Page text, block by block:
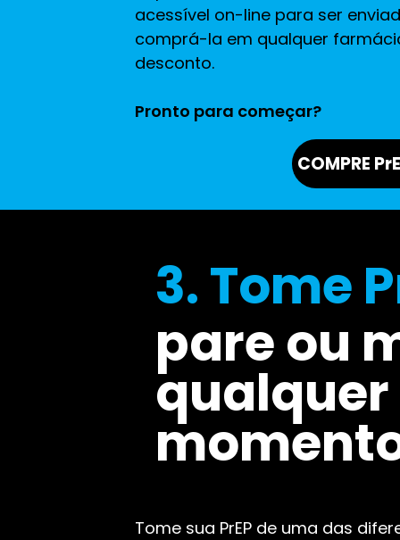
acessível on-line para ser
comprá-la em qualquer
desconto.
Pronto para começar?
COMPRE
3. Tome
pare ou
qualquer
Tome sua PrEP de uma das